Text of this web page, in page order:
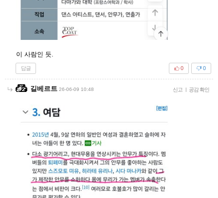
이 사람인 듯.
답글 0
0
길베르트 26-06-09 10:48 신고 | 공감 확인